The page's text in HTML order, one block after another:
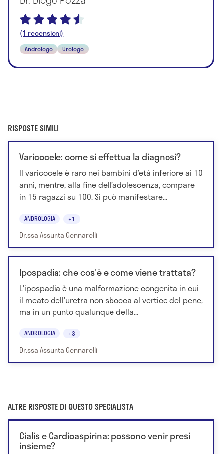
(1 recensioni)
Andrologo Urologo
RISPOSTE SIMILI
Varicocele: come si effettua la diagnosi?
Il varicocele è raro nei bambini d’età inferiore ai 10
anni, mentre, alla fine dell’adolescenza, compare
in 15 ragazzi su 100. Si può manifestare...
ANDROLOGIA +1
Dr.ssa Assunta Gennarelli
Ipospadia: che cos'è e come viene trattata?
L'ipospadia è una malformazione congenita in cui
il meato dell’uretra non sbocca al vertice del pene,
ma in un punto qualunque della...
ANDROLOGIA +3
Dr.ssa Assunta Gennarelli
ALTRE RISPOSTE DI QUESTO SPECIALISTA
Cialis e Cardioaspirina: possono venir presi
insieme?